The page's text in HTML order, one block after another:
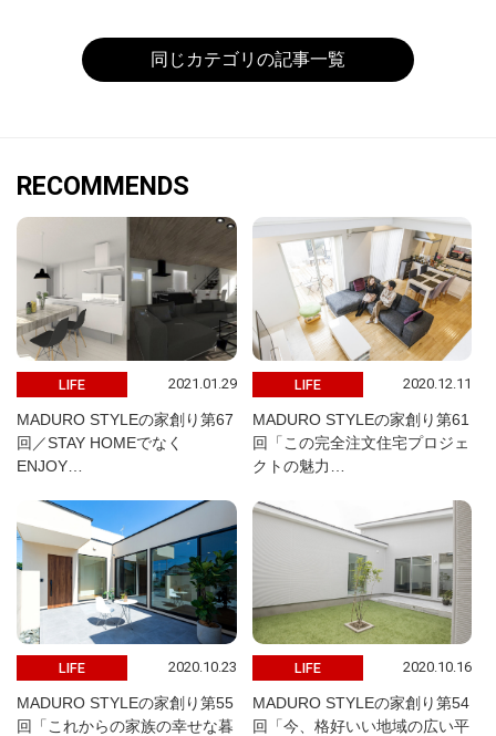
同じカテゴリの記事一覧
RECOMMENDS
LIFE 2021.01.29
MADURO STYLEの家創り第67
回／STAY HOMEでなく
ENJOY…
LIFE 2020.12.11
MADURO STYLEの家創り第61
回「この完全注文住宅プロジェ
クトの魅力…
LIFE 2020.10.23
MADURO STYLEの家創り第55
回「これからの家族の幸せな暮
LIFE 2020.10.16
MADURO STYLEの家創り第54
回「今、格好いい地域の広い平